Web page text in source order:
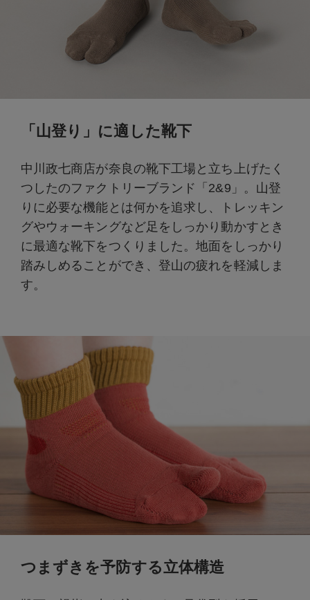
「山登り」に適した靴下
中川政七商店が奈良の靴下工場と立ち上げたく
つしたのファクトリーブランド「2&9」。山登
りに必要な機能とは何かを追求し、トレッキン
グやウォーキングなど足をしっかり動かすとき
に最適な靴下をつくりました。地面をしっかり
踏みしめることができ、登山の疲れを軽減しま
す。
つまずきを予防する立体構造